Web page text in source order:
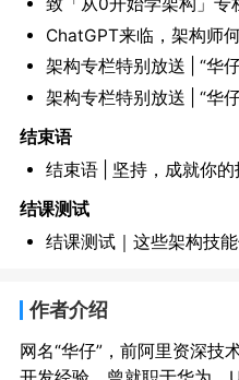
ChatGPT来临，架构师
架构专栏特别放送 | “华
架构专栏特别放送 | “华
结束语
结束语 | 坚持，成就你的
结课测试
结课测试｜这些架构技
作者介绍
网名“华仔”，前阿里资深技